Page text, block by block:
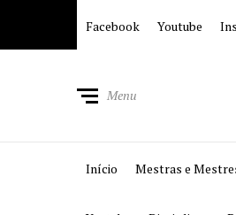
Facebook Youtube
Menu
Início Mestras e